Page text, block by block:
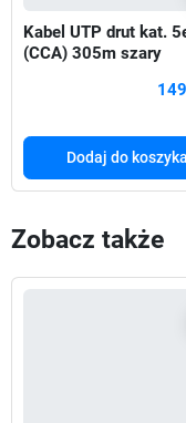
Kabel UTP drut kat.
(CCA) 305m szary
Dodaj do koszyka
Zobacz także